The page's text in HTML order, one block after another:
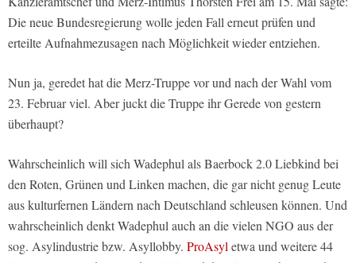
Die neue Bundesregierung wolle jeden Fall erneut prüfen und
erteilte Aufnahmezusagen nach Möglichkeit wieder entziehen.
Nun ja, geredet hat die Merz-Truppe vor und nach der Wahl vom
23. Februar viel. Aber juckt die Truppe ihr Gerede von gestern
überhaupt?
Wahrscheinlich will sich Wadephul als Baerbock 2.0 Liebkind bei
den Roten, Grünen und Linken machen, die gar nicht genug Leute
aus kulturfernen Ländern nach Deutschland schleusen können. Und
wahrscheinlich denkt Wadephul auch an die vielen NGO aus der
sog. Asylindustrie bzw. Asyllobby. ProAsyl etwa und weitere 44